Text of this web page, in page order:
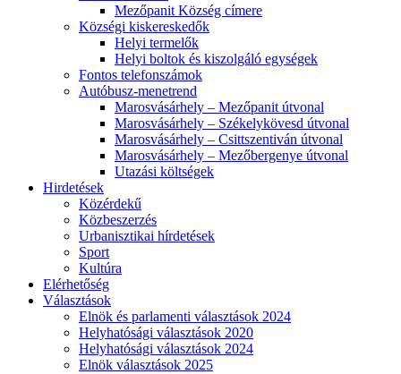
Mezőpanit Község címere
Községi kiskereskedők
Helyi termelők
Helyi boltok és kiszolgáló egységek
Fontos telefonszámok
Autóbusz-menetrend
Marosvásárhely – Mezőpanit útvonal
Marosvásárhely – Székelykövesd útvonal
Marosvásárhely – Csittszentiván útvonal
Marosvásárhely – Mezőbergenye útvonal
Utazási költségek
Hirdetések
Közérdekű
Közbeszerzés
Urbanisztikai hírdetések
Sport
Kultúra
Elérhetőség
Választások
Elnök és parlamenti választások 2024
Helyhatósági választások 2020
Helyhatósági választások 2024
Elnök választások 2025